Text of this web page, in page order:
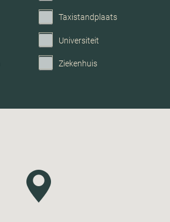
Taxistandplaats
Universiteit
Ziekenhuis